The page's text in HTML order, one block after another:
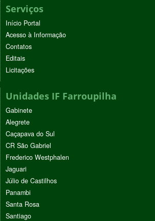
Serviços
Início Portal
Acesso à Informação
Contatos
Editais
Licitações
Unidades IF Farroupilha
Gabinete
Alegrete
Caçapava do Sul
CR São Gabriel
Frederico Westphalen
Jaguari
Júlio de Castilhos
Panambi
Santa Rosa
Santiago